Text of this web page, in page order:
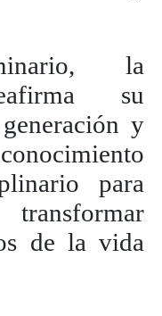
la
su
y
para
de la vida